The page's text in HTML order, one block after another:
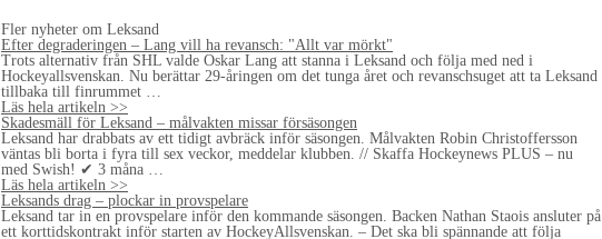
Fler nyheter om Leksand
Efter degraderingen – Lang vill ha revansch: "Allt var mörkt"
Trots alternativ från SHL valde Oskar Lang att stanna i Leksand och följa med ned i
Hockeyallsvenskan. Nu berättar 29-åringen om det tunga året och revanschsuget att ta Leksand
tillbaka till finrummet …
Läs hela artikeln >>
Skadesmäll för Leksand – målvakten missar försäsongen
Leksand har drabbats av ett tidigt avbräck inför säsongen. Målvakten Robin Christoffersson
väntas bli borta i fyra till sex veckor, meddelar klubben. // Skaffa Hockeynews PLUS – nu
med Swish! ✔ 3 måna …
Läs hela artikeln >>
Leksands drag – plockar in provspelare
Leksand tar in en provspelare inför den kommande säsongen. Backen Nathan Staois ansluter på
ett korttidskontrakt inför starten av HockeyAllsvenskan. – Det ska bli spännande att följa